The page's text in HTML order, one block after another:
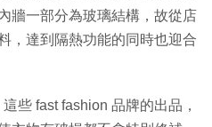
牆一部分為玻璃結構，故從店
，達到隔熱功能的同時也迎合
些 fast fashion 品牌的出品，